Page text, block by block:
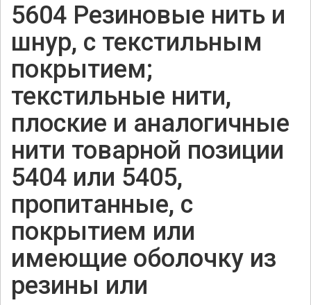
5604 Резиновые нить и
шнур, с текстильным
покрытием;
текстильные нити,
плоские и аналогичные
нити товарной позиции
5404 или 5405,
пропитанные, с
покрытием или
имеющие оболочку из
резины или